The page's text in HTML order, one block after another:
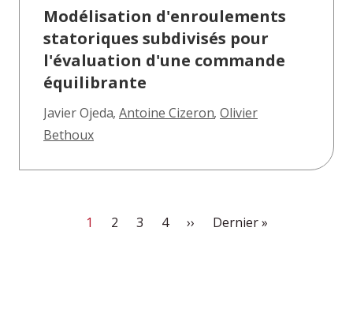
Modélisation d'enroulements
statoriques subdivisés pour
l'évaluation d'une commande
équilibrante
Javier Ojeda, Antoine Cizeron, Olivier
Bethoux
Page courante
1 Page
2 Page
3 Page
4 Page suivante
›› Dernière page
Dernier »